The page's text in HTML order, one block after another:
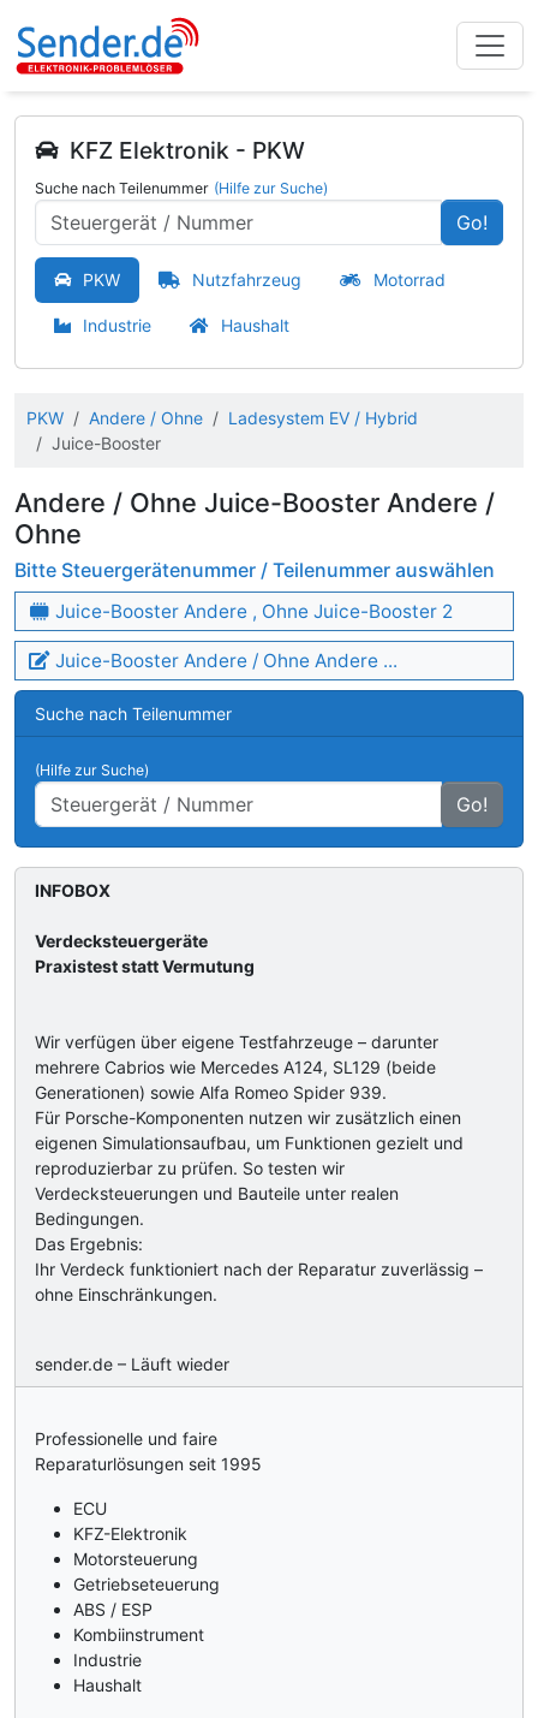
KFZ Elektronik - PKW
Suche nach Teilenummer (Hilfe zur Suche)
Go!
PKW Nutzfahrzeug Motorrad
Industrie Haushalt
PKW Andere / Ohne
Ladesystem EV / Hybrid
Juice-Booster
Andere / Ohne Juice-Booster Andere /
Ohne
Bitte Steuergerätenummer / Teilenummer auswählen
Juice-Booster Andere , Ohne Juice-Booster 2
Juice-Booster Andere / Ohne Andere ...
Suche nach Teilenummer
(Hilfe zur Suche)
Go!
INFOBOX
Verdecksteuergeräte
Praxistest statt Vermutung
Wir verfügen über eigene Testfahrzeuge – darunter
mehrere Cabrios wie Mercedes A124, SL129 (beide
Generationen) sowie Alfa Romeo Spider 939.
Für Porsche-Komponenten nutzen wir zusätzlich einen
eigenen Simulationsaufbau, um Funktionen gezielt und
reproduzierbar zu prüfen. So testen wir
Verdecksteuerungen und Bauteile unter realen
Bedingungen.
Das Ergebnis:
Ihr Verdeck funktioniert nach der Reparatur zuverlässig –
ohne Einschränkungen.
sender.de – Läuft wieder
Professionelle und faire
Reparaturlösungen seit 1995
ECU
KFZ-Elektronik
Motorsteuerung
Getriebseteuerung
ABS / ESP
Kombiinstrument
Industrie
Haushalt